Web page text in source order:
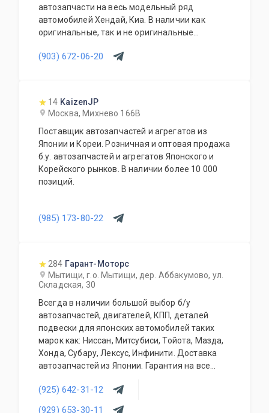
автозапчасти на весь модельный ряд
автомобилей Хендай, Киа. В наличии как
оригинальные, так и не оригинальные
заказ. Гарантия качества на всю продукцию.
(903) 672-06-20
14 KaizenJP
Москва, Михнево 166В
Поставщик автозапчастей и агрегатов из
Японии и Кореи. Розничная и оптовая продажа
б.у. автозапчастей и агрегатов Японского и
Корейского рынков. В наличии более 10 000
позиций.
(985) 173-80-22
284 Гарант-Моторс
Мытищи, г.о. Мытищи, дер. Аббакумово, ул.
Складская, 30
Всегда в наличии большой выбор б/у
автозапчастей, двигателей, КПП, деталей
подвески для японских автомобилей таких
марок как: Ниссан, Митсубиси, Тойота, Мазда,
Хонда, Субару, Лексус, Инфинити. Доставка
автозапчастей из Японии. Гарантия на все
(925) 642-31-12
(929) 653-30-11